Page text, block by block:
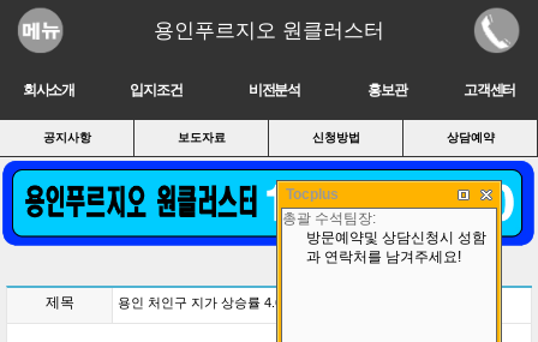
용인푸르지오 원클러스터
회사소개 입지조건 비전분석 홍보관 고객센터
공지사항 보도자료 신청방법 상담예약
제목 용인 처인구 지가 상승률 4.62%…"반도체클러스터 효과"
Tocplus